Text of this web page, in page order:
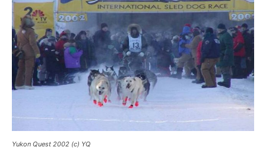
Yukon Quest 2002 (c) YQ